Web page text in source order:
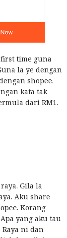
time guna
la ye dengan
shopee.
kata tak
dari RM1.
Gila la
Aku share
Korang
yang aku tau
Raya ni dan